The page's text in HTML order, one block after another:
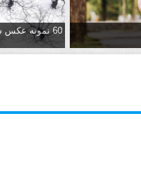
60 نمونه عکس سبک ماکسیمالیسم